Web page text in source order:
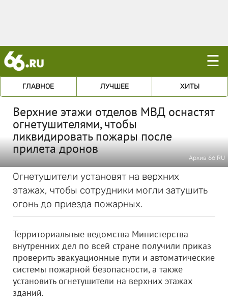
☰
ГЛАВНОЕ ЛУЧШЕЕ ХИТЫ
Верхние этажи отделов МВД оснастят
огнетушителями, чтобы
ликвидировать пожары после
прилета дронов
Архив 66.RU
Огнетушители установят на верхних
этажах, чтобы сотрудники могли затушить
огонь до приезда пожарных.
Территориальные ведомства Министерства
внутренних дел по всей стране получили приказ
проверить эвакуационные пути и автоматические
системы пожарной безопасности, а также
установить огнетушители на верхних этажах
зданий.